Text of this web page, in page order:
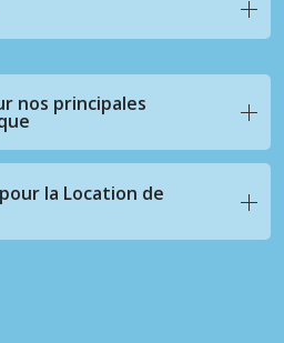
nos principales
la Location de